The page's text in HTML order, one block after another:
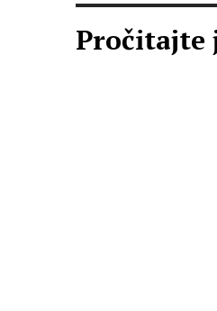
Pročitajte